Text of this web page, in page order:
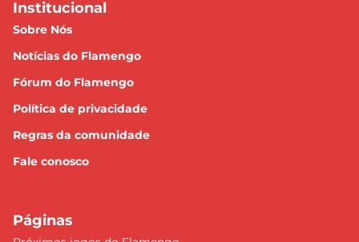
Institucional
Sobre Nós
Notícias do Flamengo
Fórum do Flamengo
Política de privacidade
Regras da comunidade
Fale conosco
Páginas